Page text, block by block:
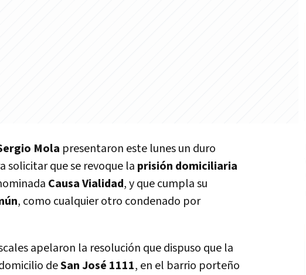
Mola presentaron este lunes un duro
solicitar que se revoque la prisión domiciliaria
Causa Vialidad, y que cumpla su
, como cualquier otro condenado por
apelaron la resolución que dispuso que la
deSan José 1111, en el barrio porteño